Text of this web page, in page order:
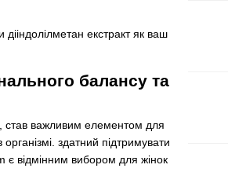
екстракт як ваш
балансу та
став важливим елементом для
здатний підтримувати
є відмінним вибором для жінок